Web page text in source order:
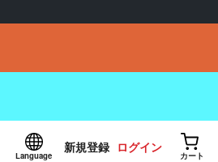
Language
新規登録 ログイン
カート